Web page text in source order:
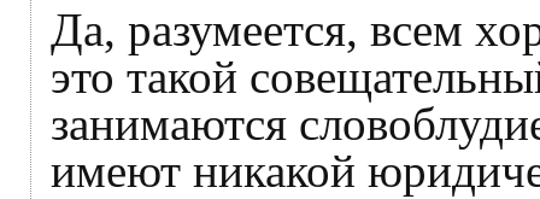
Да, разумеется, всем
это такой
занимаются
имеют никакой